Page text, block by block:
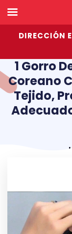
1 Gorro
Coreano
Tejido,